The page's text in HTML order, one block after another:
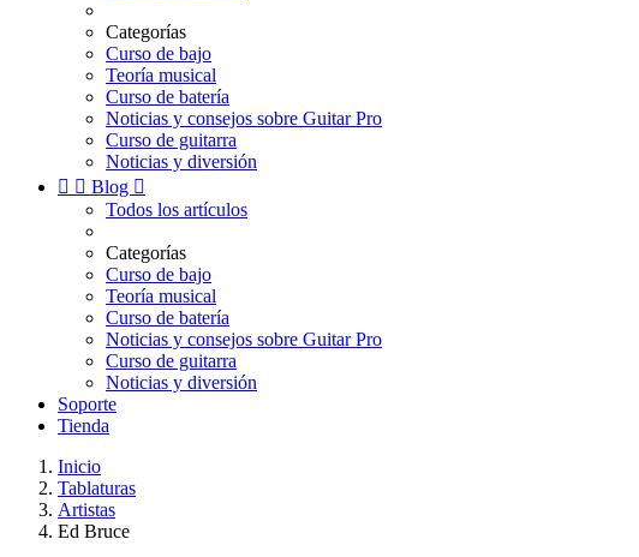
Categorías
Curso de bajo
Teoría musical
Curso de batería
Noticias y consejos sobre Guitar Pro
Curso de guitarra
Noticias y diversión
  Blog 
Todos los artículos
Categorías
Curso de bajo
Teoría musical
Curso de batería
Noticias y consejos sobre Guitar Pro
Curso de guitarra
Noticias y diversión
Soporte
Tienda
Inicio
Tablaturas
Artistas
Ed Bruce